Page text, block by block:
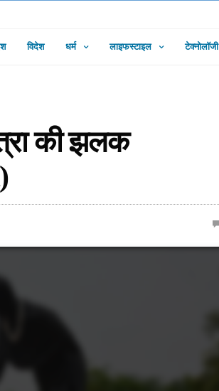
विदेश धर्म लाइफस्टाइल टेक्नोलॉजी
की झलक